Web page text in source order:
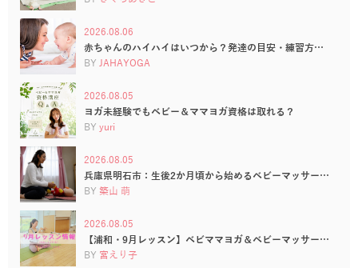
2026.08.06
赤ちゃんのハイハイはいつから？発達の目安・練習方…
BY JAHAYOGA
2026.08.05
ヨガ未経験でもベビー＆ママヨガ資格は取れる？
BY yuri
2026.08.05
兵庫県明石市：生後2か月頃から始めるベビーマッサー…
BY 築山 萌
2026.08.05
【浦和・9月レッスン】ベビママヨガ＆ベビーマッサー…
BY 宮えり子